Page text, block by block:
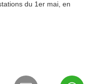
du 1er mai, en